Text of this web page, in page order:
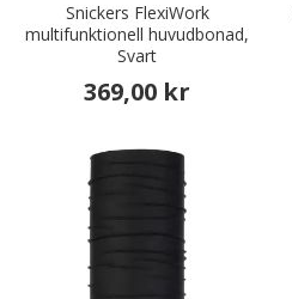
Snickers FlexiWork
multifunktionell huvudbonad,
Svart
369,00 kr